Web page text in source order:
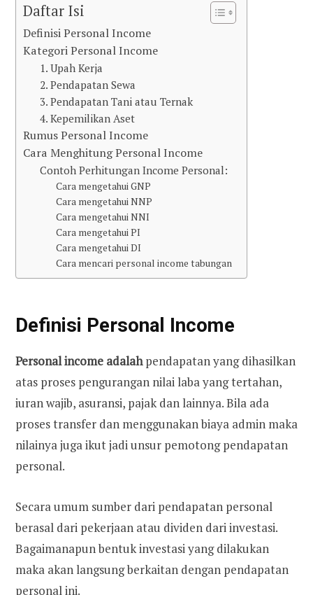
Daftar Isi
Definisi Personal Income
Kategori Personal Income
1. Upah Kerja
2. Pendapatan Sewa
3. Pendapatan Tani atau Ternak
4. Kepemilikan Aset
Rumus Personal Income
Cara Menghitung Personal Income
Contoh Perhitungan Income Personal:
Cara mengetahui GNP
Cara mengetahui NNP
Cara mengetahui NNI
Cara mengetahui PI
Cara mengetahui DI
Cara mencari personal income tabungan
Definisi Personal Income
Personal income adalahpendapatan yang dihasilkan
atas proses pengurangan nilai laba yang tertahan,
iuran wajib, asuransi, pajak dan lainnya. Bila ada
proses transfer dan menggunakan biaya admin maka
nilainya juga ikut jadi unsur pemotong pendapatan
personal.
Secara umum sumber dari pendapatan personal
berasal dari pekerjaan atau dividen dari investasi.
Bagaimanapun bentuk investasi yang dilakukan
maka akan langsung berkaitan dengan pendapatan
personal ini.